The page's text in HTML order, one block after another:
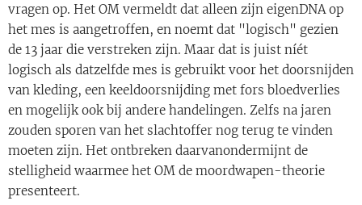
vragen op. Het OM vermeldt dat alleen zijn eigenDNA op
het mes is aangetroffen, en noemt dat "logisch" gezien
de 13 jaar die verstreken zijn. Maar dat is juist níét
logisch als datzelfde mes is gebruikt voor het doorsnijden
van kleding, een keeldoorsnijding met fors bloedverlies
en mogelijk ook bij andere handelingen. Zelfs na jaren
zouden sporen van het slachtoffer nog terug te vinden
moeten zijn. Het ontbreken daarvanondermijnt de
stelligheid waarmee het OM de moordwapen-theorie
presenteert.